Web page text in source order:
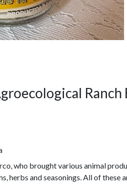
Ranch
who brought various animal
herbs and seasonings. All of